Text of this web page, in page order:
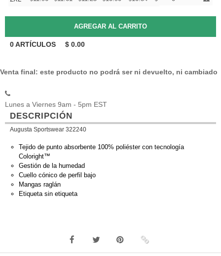
0ARTÍCULOS $ 0.00
Venta final: este producto no podrá ser ni devuelto, ni cambiado
Lunes a Viernes 9am - 5pm EST
DESCRIPCIÓN
Augusta Sportswear 322240
Tejido de punto absorbente 100% poliéster con tecnología
Coloright™
Gestión de la humedad
Cuello cónico de perfil bajo
Mangas raglán
Etiqueta sin etiqueta